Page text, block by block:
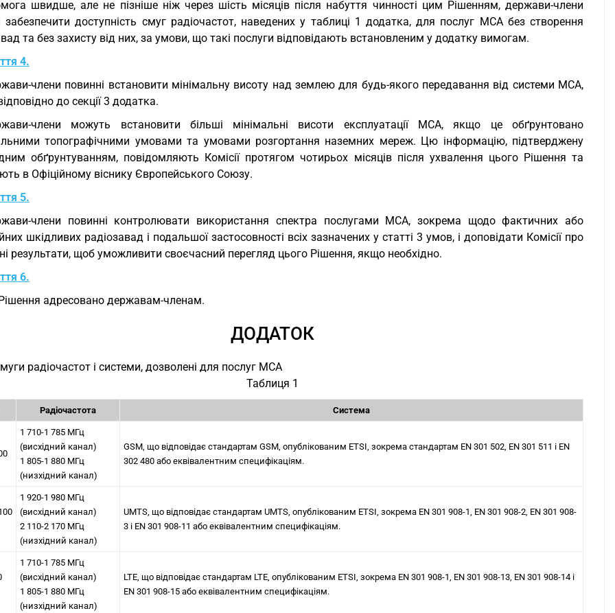
швидше, але не пізніше ніж через шість місяців після набуття чинності цим Рішенням, держави-члени
забезпечити доступність смуг радіочастот, наведених у таблиці 1 додатка, для послуг MCA без створення
та без захисту від них, за умови, що такі послуги відповідають встановленим у додатку вимогам.
4.
члени повинні встановити мінімальну висоту над землею для будь-якого передавання від системи MCA,
до секції 3 додатка.
члени можуть встановити більші мінімальні висоти експлуатації MCA, якщо це обґрунтовано
топографічними умовами та умовами розгортання наземних мереж. Цю інформацію, підтверджену
обґрунтуванням, повідомляють Комісії протягом чотирьох місяців після ухвалення цього Рішення та
в Офіційному віснику Європейського Союзу.
5.
члени повинні контролювати використання спектра послугами MCA, зокрема щодо фактичних або
шкідливих радіозавад і подальшої застосовності всіх зазначених у статті 3 умов, і доповідати Комісії про
результати, щоб уможливити своєчасний перегляд цього Рішення, якщо необхідно.
6.
адресовано державам-членам.
ДОДАТОК
радіочастот і системи, дозволені для послуг MCA
Таблиця 1
Радіочастота Система
1 710-1 785 МГц
(висхідний канал)
1 805-1 880 МГц
(низхідний канал)
GSM, що відповідає стандартам GSM, опублікованим ETSI, зокрема стандартам EN 301 502, EN 301 511 і EN
302 480 або еквівалентним специфікаціям.
1 920-1 980 МГц
(висхідний канал)
2 110-2 170 МГц
(низхідний канал)
UMTS, що відповідає стандартам UMTS, опублікованим ETSI, зокрема EN 301 908-1, EN 301 908-2, EN 301 908-
3 і EN 301 908-11 або еквівалентним специфікаціям.
1 710-1 785 МГц
(висхідний канал)
1 805-1 880 МГц
(низхідний канал)
LTE, що відповідає стандартам LTE, опублікованим ETSI, зокрема EN 301 908-1, EN 301 908-13, EN 301 908-14 і
EN 301 908-15 або еквівалентним специфікаціям.